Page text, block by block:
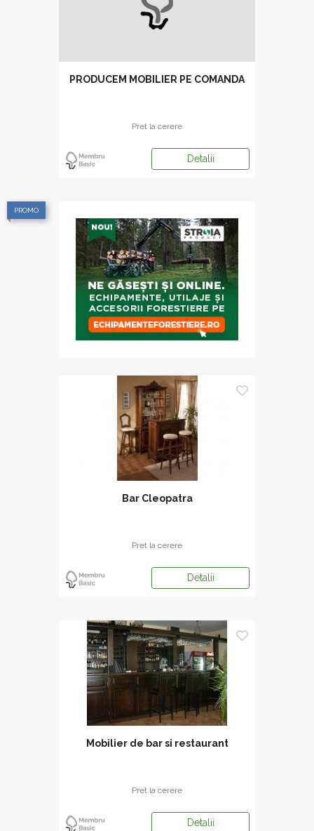
PRODUCEM MOBILIER PE COMANDA
Pret la cerere
Detalii
PROMO
Bar Cleopatra
Pret la cerere
Detalii
Mobilier de bar si restaurant
Pret la cerere
Detalii